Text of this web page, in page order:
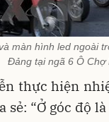
màn hình led ngoài
Đảng tại ngã 6 Ô Chợ
thực hiện
sẻ: “Ở góc độ